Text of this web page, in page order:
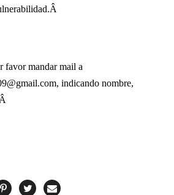
favor mandar mail a
, indicando nombre,